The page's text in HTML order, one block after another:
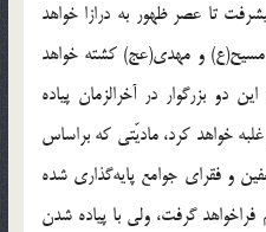
تا عصر ظهور به درازا خواهد
و مهدى(عج) کشته خواهد
دو بزرگوار در آخرالزمان پیاده
خواهد کرد، مادیّتى که براساس
و فقراى جوامع پایه‌گذارى شده
گرفت، ولى با پیاده شدن